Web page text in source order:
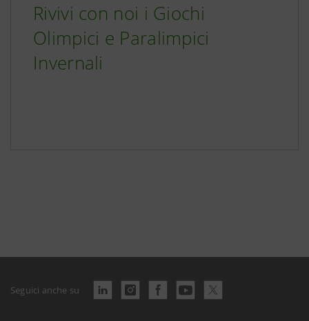
Rivivi con noi i Giochi
Olimpici e Paralimpici
Invernali
Seguici anche su